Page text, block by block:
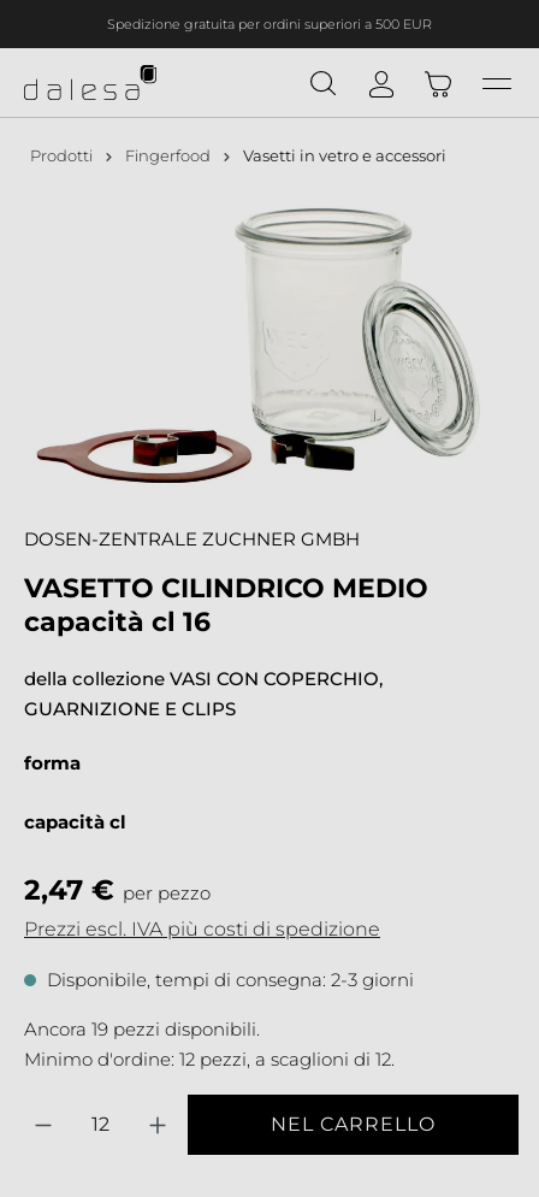
principaleSpedizione gratuita per ordini superiori a 500 EUR
Prodotti Fingerfood Vasetti in vetro e accessori
DOSEN-ZENTRALE ZUCHNER GMBH
VASETTO CILINDRICO MEDIO
capacità cl 16
della collezione VASI CON COPERCHIO,
GUARNIZIONE E CLIPS
2,47 € per pezzo
Prezzi escl. IVA più costi di spedizione
Disponibile, tempi di consegna: 2-3 giorni
Ancora 19 pezzi disponibili.
Minimo d'ordine: 12 pezzi, a scaglioni di 12.
forma
capacità cl
NEL CARRELLO